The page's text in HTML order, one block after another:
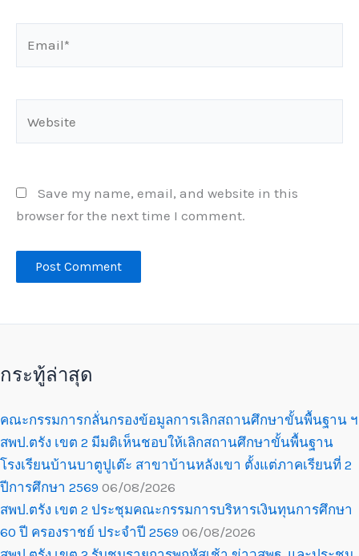
Save my name, email, and website in this
browser for the next time I comment.
กระทู้ล่าสุด
คณะกรรมการกลั่นกรองข้อมูลการเลิกสถานศึกษาขั้นพื้นฐาน ฯ
สพป.ตรัง เขต 2 มีมติเห็นชอบให้เลิกสถานศึกษาขั้นพื้นฐาน
โรงเรียนบ้านบาตูปูเต๊ะ สาขาบ้านหลังเขา ตั้งแต่ภาคเรียนที่ 2
ปีการศึกษา 2569 06/08/2026
สพป.ตรัง เขต 2 ประชุมคณะกรรมการบริหารเงินทุนการศึกษา
60 ปี ครองราชย์ ประจำปี 2569 06/08/2026